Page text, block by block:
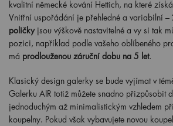
kvalitní německé kování Hettich, na které
Vnitřní uspořádání je přehledné a variabilní –
poličky jsou výškově nastavitelné a vy si tak
pozici, například podle vašeho oblíbeného
má prodlouženou záruční dobu na 5 let.
Klasický design galerky se bude vyjímat v
Galerku AIR totiž můžete snadno přizpůsobit
jednoduchým až minimalistickým vzhledem
koupelny. Pokud však vybavujete novou